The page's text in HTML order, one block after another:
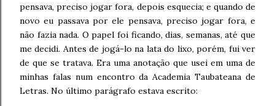
pensava, preciso jogar fora, depois esquecia; e quando de
novo eu passava por ele pensava, preciso jogar fora, e
não fazia nada. O papel foi ficando, dias, semanas, até que
me decidi. Antes de jogá-lo na lata do lixo, porém, fui ver
de que se tratava. Era uma anotação que usei em uma de
minhas falas num encontro da Academia Taubateana de
Letras. No último parágrafo estava escrito: